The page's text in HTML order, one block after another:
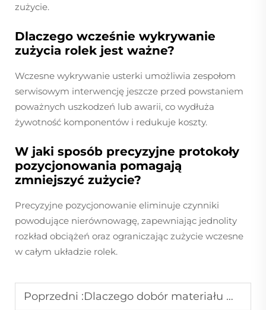
zużycie.
Dlaczego wcześnie wykrywanie
zużycia rolek jest ważne?
Wczesne wykrywanie usterki umożliwia zespołom
serwisowym interwencję jeszcze przed powstaniem
poważnych uszkodzeń lub awarii, co wydłuża
żywotność komponentów i redukuje koszty.
W jaki sposób precyzyjne protokoły
pozycjonowania pomagają
zmniejszyć zużycie?
Precyzyjne pozycjonowanie eliminuje czynniki
powodujące nierównowagę, zapewniając jednolity
rozkład obciążeń oraz ograniczając zużycie wczesne
w całym układzie rolek.
Poprzedni :Dlaczego dobór materiału ma większe znaczenie niż marka w przypadku części podwozia